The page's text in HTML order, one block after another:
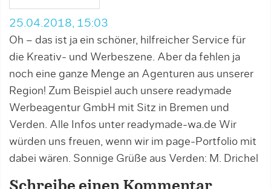
25.04.2018, 15:03
Oh – das ist ja ein schöner, hilfreicher Service für
die Kreativ- und Werbeszene. Aber da fehlen ja
noch eine ganze Menge an Agenturen aus unserer
Region! Zum Beispiel auch unsere readymade
Werbeagentur GmbH mit Sitz in Bremen und
Verden. Alle Infos unter readymade-wa.de Wir
würden uns freuen, wenn wir im page-Portfolio mit
dabei wären. Sonnige Grüße aus Verden: M. Drichel